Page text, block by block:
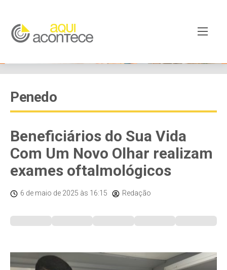
Penedo
Beneficiários do Sua Vida
Com Um Novo Olhar realizam
exames oftalmológicos
6 de maio de 2025 às 16:15 Redação